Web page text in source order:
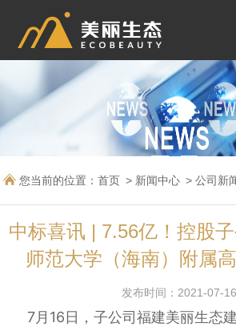
您当前的位置：首页 新闻中心 公司新
中标喜讯 | 7.56亿！控股
师范大学（海南）附属
发布时间：2021-07-16
7月16日，子公司福建美丽生态